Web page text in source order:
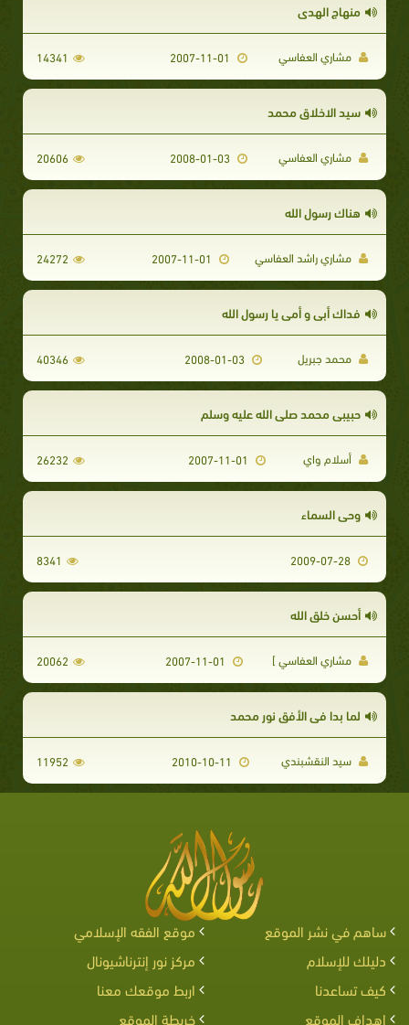
منهاج الهدى
مشاري العفاسي 14341
سيد الاخلاق محمد
مشاري العفاسي 2008-01-03
20606
هناك رسول الله
مشاري راشد العفاسي 24272
فداك أبي و أمي يا رسول الله
محمد جبريل 2008-01-03
40346
حبيبي محمد صلى الله عليه وسلم
أسلام واي 26232
وحي السماء
8341
أحسن خلق الله
مشاري العفاسي ] 20062
لما بدا في الأفق نور محمد
سيد النقشبندي 11952
ساهم في نشر الموقع
موقع الفقه الإسلامي
دليلك للإسلام
مركز نور إنترناشيونال
كيف تساعدنا
اربط موقعك معنا
اهداف الموقع
خريطة الموقع